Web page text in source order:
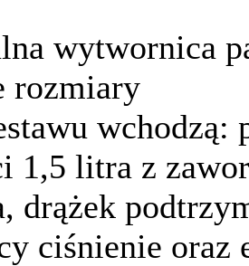
wytwornica
rozmiary
1,5 litra z
drążek
ciśnienie oraz